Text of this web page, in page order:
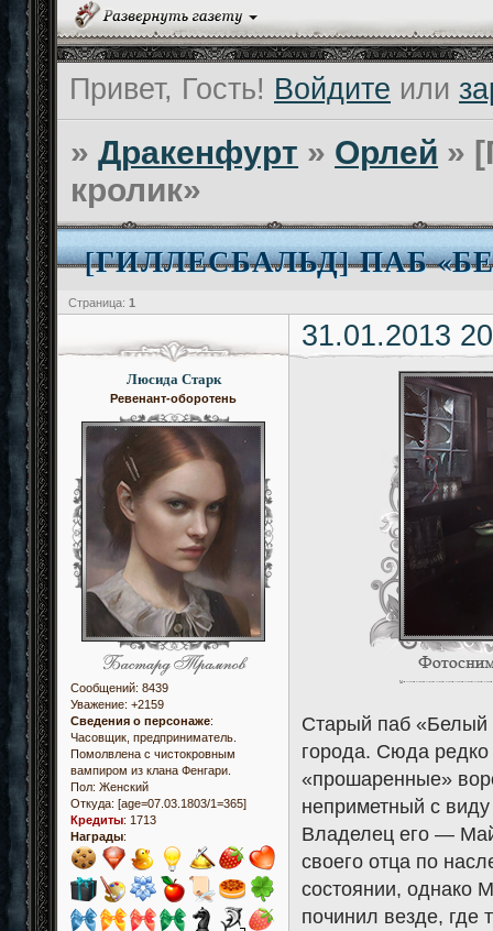
Привет, Гость! Войдите или
»Дракенфурт » Орлей »
кролик»
[ГИЛЛЕСБАЛЬД] ПАБ
Страница: 1
31.01.2013
Люсида Старк
Ревенант-оборотень
Сообщений: 8439
Уважение: +2159
Сведения о персонаже:
Часовщик, предприниматель.
Помолвлена с чистокровным
вампиром из клана Фенгари.
Пол: Женский
Откуда: [age=07.03.1803/1=365]
Кредиты: 1713
Награды:
Старый паб «Белый
города. Сюда редко
«прошаренные»
неприметный с
Владелец его —
своего отца по
состоянии, однако
починил везде,